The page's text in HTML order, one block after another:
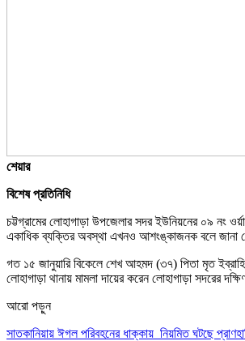
শেয়ার
বিশেষ প্রতিনিধি
চট্টগ্রামের লোহাগাড়া উপজেলার সদর ইউনিয়নের ০৯ নং
একাধিক ব্যক্তির অবস্থা এখনও আশংঙ্কাজনক বলে জানা
গত ১৫ জানুয়ারি বিকেলে শেখ আহমদ (৩৭) পিতা মৃত
লোহাগাড়া থানায় মামলা দায়ের করেন লোহাগাড়া সদরের
আরো পড়ুন
সাতকানিয়ায় ঈগল পরিবহনের ধাক্কায় নিয়মিত ঘটছে